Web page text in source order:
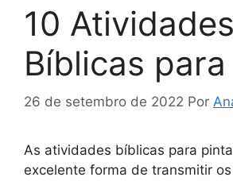
10 Atividades
Bíblicas
26 de setembro de 2022 Por
As atividades bíblicas para
excelente forma de transmitir